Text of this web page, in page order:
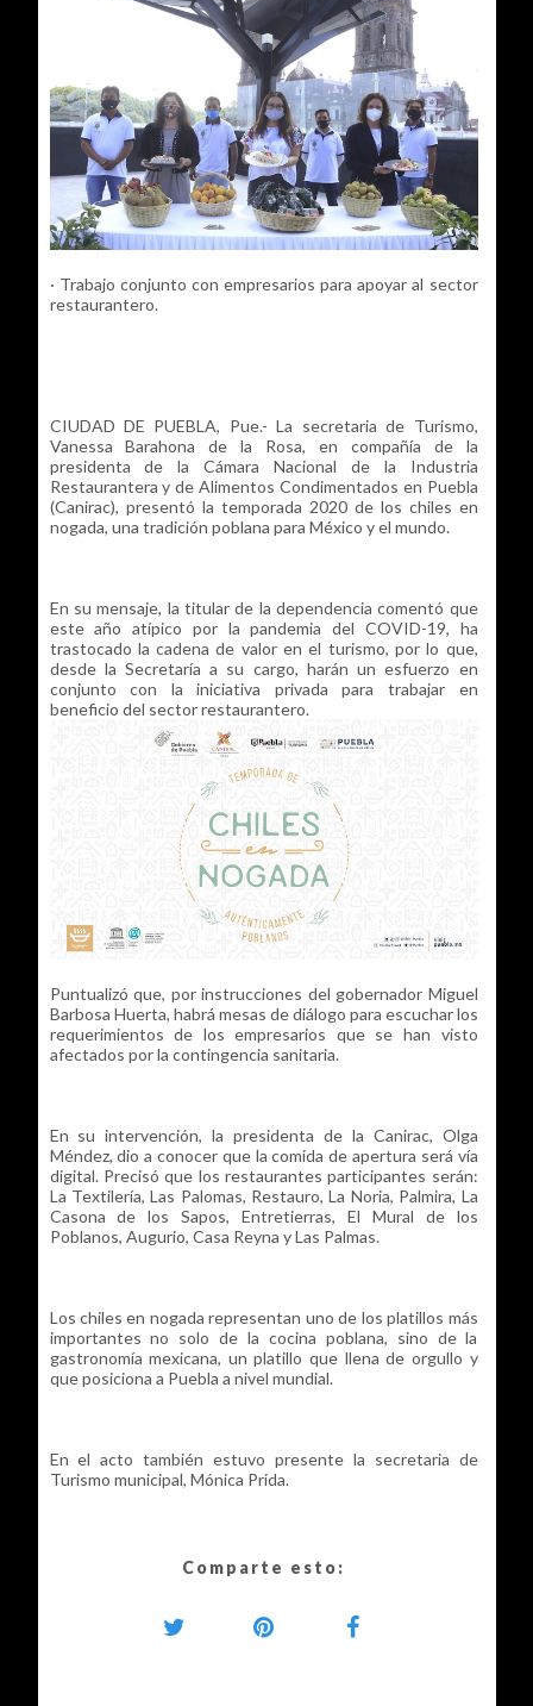
· Trabajo conjunto con empresarios para apoyar al sector
restaurantero.
CIUDAD DE PUEBLA, Pue.- La secretaria de Turismo,
Vanessa Barahona de la Rosa, en compañía de la
presidenta de la Cámara Nacional de la Industria
Restaurantera y de Alimentos Condimentados en Puebla
(Canirac), presentó la temporada 2020 de los chiles en
nogada, una tradición poblana para México y el mundo.
En su mensaje, la titular de la dependencia comentó que
este año atípico por la pandemia del COVID-19, ha
trastocado la cadena de valor en el turismo, por lo que,
desde la Secretaría a su cargo, harán un esfuerzo en
conjunto con la iniciativa privada para trabajar en
beneficio del sector restaurantero.
Puntualizó que, por instrucciones del gobernador Miguel
Barbosa Huerta, habrá mesas de diálogo para escuchar los
requerimientos de los empresarios que se han visto
afectados por la contingencia sanitaria.
En su intervención, la presidenta de la Canirac, Olga
Méndez, dio a conocer que la comida de apertura será vía
digital. Precisó que los restaurantes participantes serán:
La Textilería, Las Palomas, Restauro, La Noria, Palmira, La
Casona de los Sapos, Entretierras, El Mural de los
Poblanos, Augurio, Casa Reyna y Las Palmas.
Los chiles en nogada representan uno de los platillos más
importantes no solo de la cocina poblana, sino de la
gastronomía mexicana, un platillo que llena de orgullo y
que posiciona a Puebla a nivel mundial.
En el acto también estuvo presente la secretaria de
Turismo municipal, Mónica Prida.
Comparte esto: